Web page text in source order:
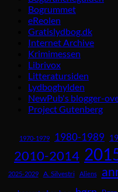
Bogrummet
eReolen
Gratislydbog.dk
Internet Archive
Krimimessen
Librivox
Litteratursiden
Lydboghylden
NewPub's blogger-
Project Gutenberg
1970-1979 1980-1989
2010-2014
2025-2029 A. Silvestri Aliens